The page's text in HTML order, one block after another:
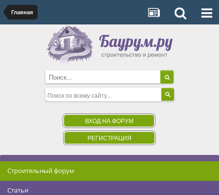
Главная
ВХОД НА ФОРУМ
РЕГИСТРАЦИЯ
Строительный форум
Статьи